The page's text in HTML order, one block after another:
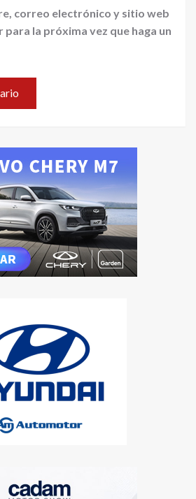
correo electrónico y sitio web
para la próxima vez que haga un